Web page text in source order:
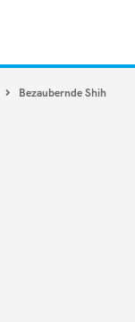
Bezaubernde Shih